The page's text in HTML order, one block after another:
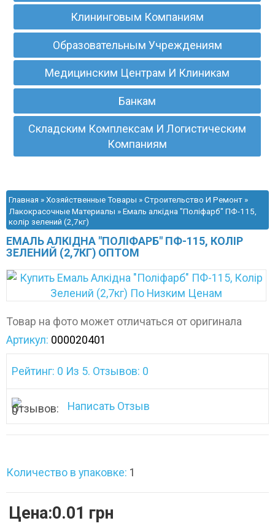
Клининговым Компаниям
Образовательным Учреждениям
Медицинским Центрам И Клиникам
Банкам
Складским Комплексам И Логистическим
Компаниям
Главная »Хозяйственные Товары »Строительство И Ремонт »
Лакокрасочные Материалы » Емаль алкідна "Поліфарб" ПФ-115,
колір зелений (2,7кг)
ЕМАЛЬ АЛКІДНА "ПОЛІФАРБ" ПФ-115, КОЛІР
ЗЕЛЕНИЙ (2,7КГ) ОПТОМ
Товар на фото может отличаться от оригинала
Артикул: 000020401
Рейтинг: 0 Из 5. Отзывов: 0
Написать Отзыв
Количество в упаковке: 1
Цена:0.01 грн